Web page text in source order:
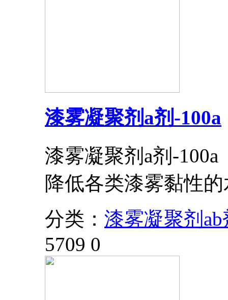
漆雾凝聚剂a剂-100a
漆雾凝聚剂a剂-
降低各类漆雾黏性
分类： 漆雾凝聚剂ab
5709 0